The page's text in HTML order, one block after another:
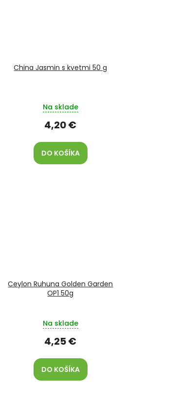
China Jasmin s kvetmi 50 g
Na sklade
4,20 €
DO KOŠÍKA
Ceylon Ruhuna Golden Garden
OP1 50g
Na sklade
4,25 €
DO KOŠÍKA